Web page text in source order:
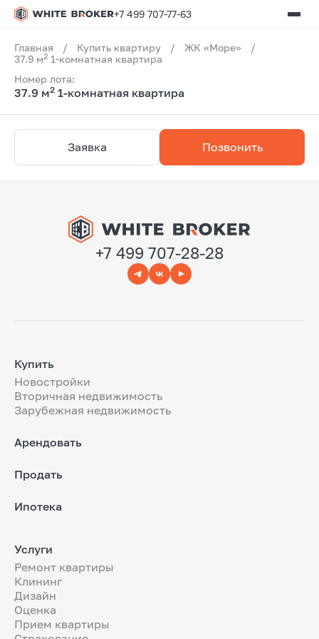
+7 499 707-77-63
Главная / Купить квартиру / ЖК «Море»
/
37.9 м2 1-комнатная квартира
Номер лота:
37.9 м2 1-комнатная квартира
Заявка Позвонить
+7 499 707-28-28
Купить
Новостройки
Вторичная недвижимость
Зарубежная недвижимость
Арендовать
Продать
Ипотека
Услуги
Ремонт квартиры
Клининг
Дизайн
Оценка
Прием квартиры